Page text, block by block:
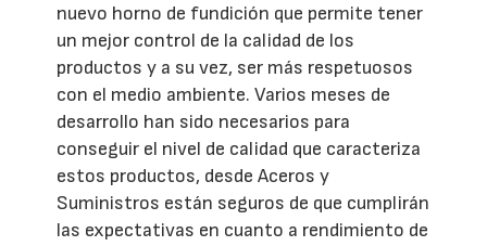
nuevo horno de fundición que permite tener
un mejor control de la calidad de los
productos y a su vez, ser más respetuosos
con el medio ambiente. Varios meses de
desarrollo han sido necesarios para
conseguir el nivel de calidad que caracteriza
estos productos, desde Aceros y
Suministros están seguros de que cumplirán
las expectativas en cuanto a rendimiento de